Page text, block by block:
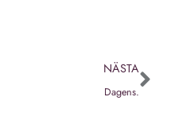
NÄSTA
Dagens.